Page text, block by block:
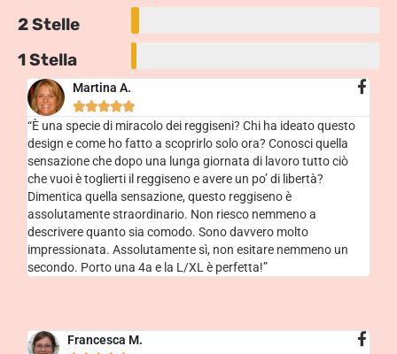
2 Stelle
1 Stella
Martina A.

“È una specie di miracolo dei reggiseni? Chi ha ideato questo
design e come ho fatto a scoprirlo solo ora? Conosci quella
sensazione che dopo una lunga giornata di lavoro tutto ciò
che vuoi è toglierti il reggiseno e avere un po’ di libertà?
Dimentica quella sensazione, questo reggiseno è
assolutamente straordinario. Non riesco nemmeno a
descrivere quanto sia comodo. Sono davvero molto
impressionata. Assolutamente sì, non esitare nemmeno un
secondo. Porto una 4a e la L/XL è perfetta!”
Francesca M.